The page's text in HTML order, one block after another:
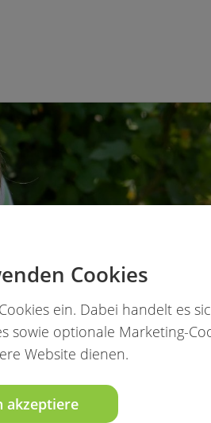
Cookies
ein. Dabei handelt es
sowie optionale Marketing-
Website dienen.
akzeptiere